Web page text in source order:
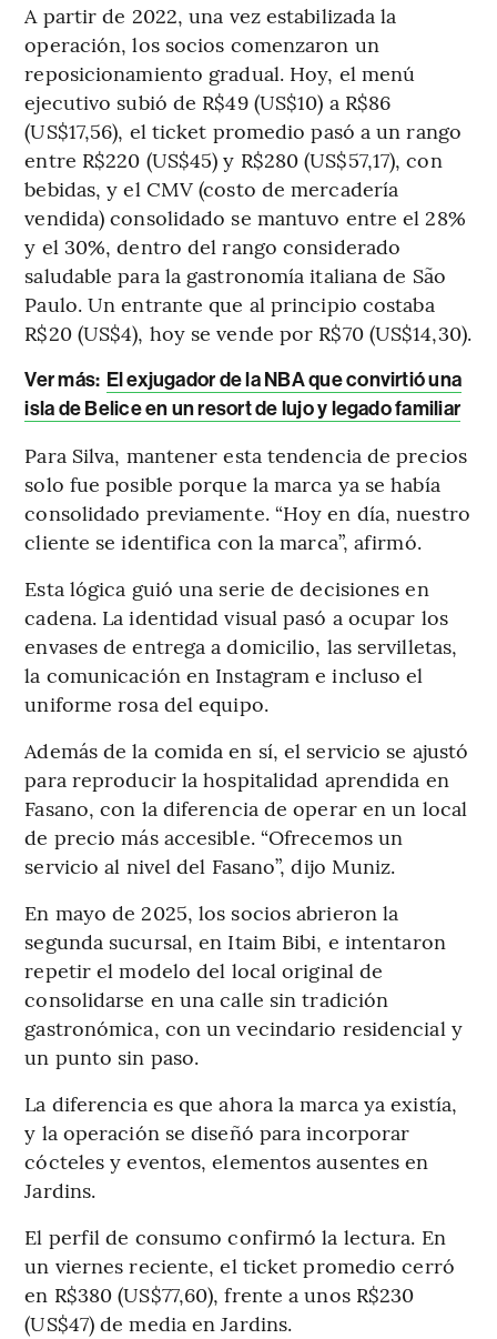
A partir de 2022, una vez estabilizada la
operación, los socios comenzaron un
reposicionamiento gradual. Hoy, el menú
ejecutivo subió de R$49 (US$10) a R$86
(US$17,56), el ticket promedio pasó a un rango
entre R$220 (US$45) y R$280 (US$57,17), con
bebidas, y el CMV (costo de mercadería
vendida) consolidado se mantuvo entre el 28%
y el 30%, dentro del rango considerado
saludable para la gastronomía italiana de São
Paulo. Un entrante que al principio costaba
R$20 (US$4), hoy se vende por R$70 (US$14,30).
Ver más: El exjugador de la NBA que convirtió una
isla de Belice en un resort de lujo y legado familiar
Para Silva, mantener esta tendencia de precios
solo fue posible porque la marca ya se había
consolidado previamente. “Hoy en día, nuestro
cliente se identifica con la marca”, afirmó.
Esta lógica guió una serie de decisiones en
cadena. La identidad visual pasó a ocupar los
envases de entrega a domicilio, las servilletas,
la comunicación en Instagram e incluso el
uniforme rosa del equipo.
Además de la comida en sí, el servicio se ajustó
para reproducir la hospitalidad aprendida en
Fasano, con la diferencia de operar en un local
de precio más accesible. “Ofrecemos un
servicio al nivel del Fasano”, dijo Muniz.
En mayo de 2025, los socios abrieron la
segunda sucursal, en Itaim Bibi, e intentaron
repetir el modelo del local original de
consolidarse en una calle sin tradición
gastronómica, con un vecindario residencial y
un punto sin paso.
La diferencia es que ahora la marca ya existía,
y la operación se diseñó para incorporar
cócteles y eventos, elementos ausentes en
Jardins.
El perfil de consumo confirmó la lectura. En
un viernes reciente, el ticket promedio cerró
en R$380 (US$77,60), frente a unos R$230
(US$47) de media en Jardins.